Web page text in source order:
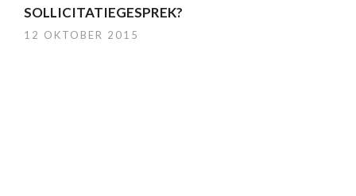
SOLLICITATIEGESPREK?
12 OKTOBER 2015